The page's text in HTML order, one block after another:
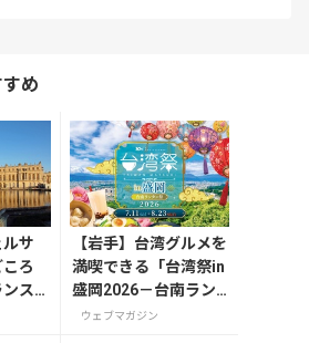
め
ルサ
ろ
ス
まる
【岩手】台湾グルメを
満喫できる「台湾祭in
盛岡2026－台南ラン
タン祭－」が7月11日
ウェブマガジン